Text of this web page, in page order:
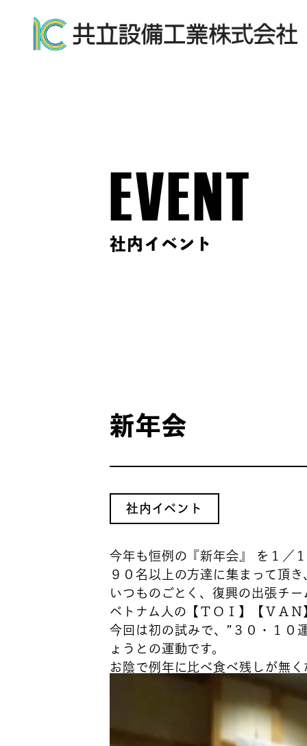
EVENT
社内イベント
新年会
社内イベント
今年も恒例の『新年会』 を１／
９０名以上の方達に集まって頂
いつものごとく、復興の出張チ
ベトナム人の【ＴＯＩ】【ＶＡ
今回は初の試みで、”３０・１０
ょうとの運動です。
お陰で例年に比べ食べ残しが無